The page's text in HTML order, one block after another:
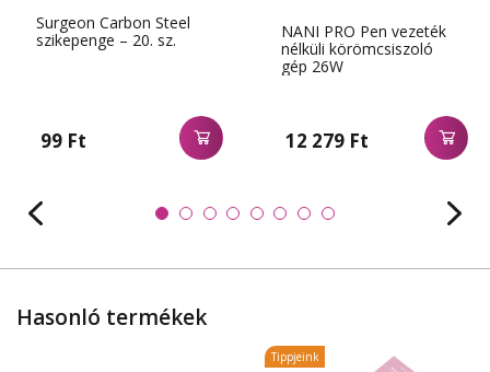
Surgeon Carbon Steel
szikepenge – 20. sz.
99 Ft
NANI PRO Pen vezeték
nélküli körömcsiszoló
gép 26W
12 279 Ft
Hasonló termékek
Tippjeink